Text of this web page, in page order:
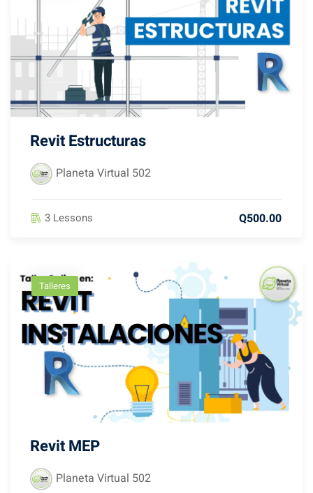
Revit Estructuras
Planeta Virtual 502
3 Lessons Q500.00
Talleres
Revit MEP
Planeta Virtual 502